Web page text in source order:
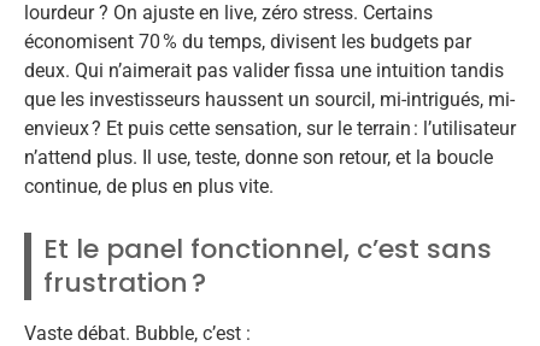
lourdeur ? On ajuste en live, zéro stress. Certains
économisent 70 % du temps, divisent les budgets par
deux. Qui n’aimerait pas valider fissa une intuition tandis
que les investisseurs haussent un sourcil, mi-intrigués, mi-
envieux ? Et puis cette sensation, sur le terrain : l’utilisateur
n’attend plus. Il use, teste, donne son retour, et la boucle
continue, de plus en plus vite.
Et le panel fonctionnel, c’est sans
frustration ?
Vaste débat. Bubble, c’est :